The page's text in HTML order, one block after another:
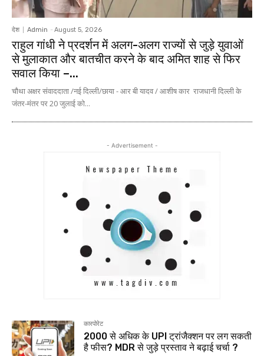
देश Admin - August 5, 2026
राहुल गांधी ने प्रदर्शन में अलग-अलग राज्यों से जुड़े युवाओं
से मुलाकात और बातचीत करने के बाद अमित शाह से फिर
सवाल किया –...
चौथा अक्षर संवाददाता /नई दिल्ली/छाया - आर बी यादव / आशीष कार राजधानी दिल्ली के
जंतर-मंतर पर 20 जुलाई को...
- Advertisement -
कारपोरेट
₹2000 से अधिक के UPI ट्रांजैक्शन पर लग सकती
है फीस? MDR से जुड़े प्रस्ताव ने बढ़ाई चर्चा ?